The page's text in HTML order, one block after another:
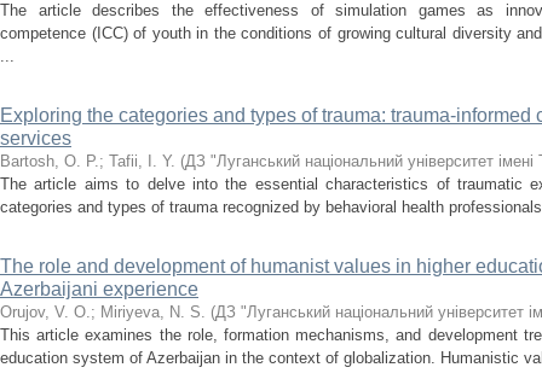
The article describes the effectiveness of simulation games as
competence (ICC) of youth in the conditions of growing cultural diversity
...
Exploring the categories and types of trauma: trauma-
services
Bartosh, O. P.; Tafii, I. Y. (ДЗ "Луганський національний університет
The article aims to delve into the essential characteristics of traumatic
categories and types of trauma recognized by behavioral health
The role and development of humanist values in higher
Azerbaijani experience
Orujov, V. O.; Miriyeva, N. S. (ДЗ "Луганський національний університет
This article examines the role, formation mechanisms, and development
education system of Azerbaijan in the context of globalization. Humanistic